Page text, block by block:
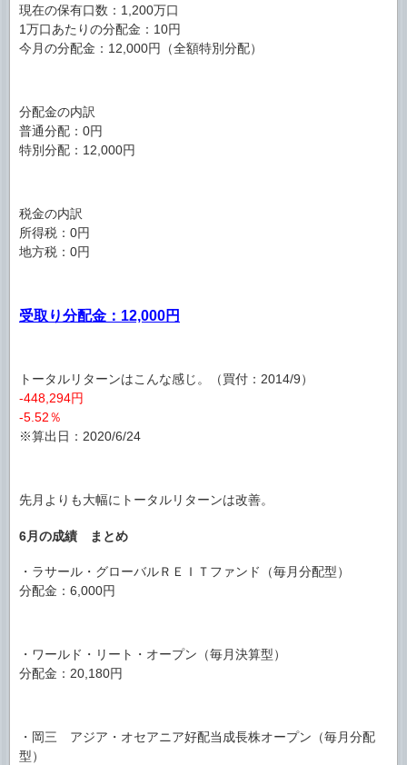
現在の保有口数：1,200万口
1万口あたりの分配金：10円
今月の分配金：12,000円（全額特別分配）
分配金の内訳
普通分配：0円
特別分配：12,000円
税金の内訳
所得税：0円
地方税：0円
受取り分配金：12,000円
トータルリターンはこんな感じ。（買付：2014/9）
-448,294円
-5.52％
※算出日：2020/6/24
先月よりも大幅にトータルリターンは改善。
6月の成績 まとめ
・ラサール・グローバルＲＥＩＴファンド（毎月分配型）
分配金：6,000円
・ワールド・リート・オープン（毎月決算型）
分配金：20,180円
・岡三 アジア・オセアニア好配当成長株オープン（毎月分配
型）